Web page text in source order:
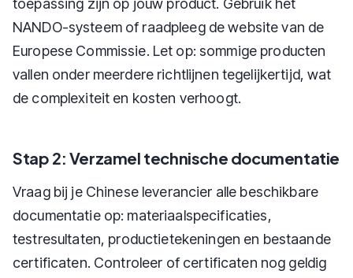
toepassing zijn op jouw product. Gebruik het
NANDO-systeem of raadpleeg de website van de
Europese Commissie. Let op: sommige producten
vallen onder meerdere richtlijnen tegelijkertijd, wat
de complexiteit en kosten verhoogt.
Stap 2: Verzamel technische documentatie
Vraag bij je Chinese leverancier alle beschikbare
documentatie op: materiaalspecificaties,
testresultaten, productietekeningen en bestaande
certificaten. Controleer of certificaten nog geldig